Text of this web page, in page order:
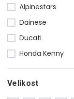
Alpinestars
Dainese
Ducati
Honda Kenny
Velikost